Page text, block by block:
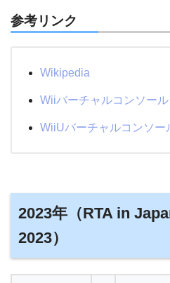
参考リンク
Wikipedia
Wiiバーチャルコンソール
WiiUバーチャルコンソー
2023年（RTA in
2023）